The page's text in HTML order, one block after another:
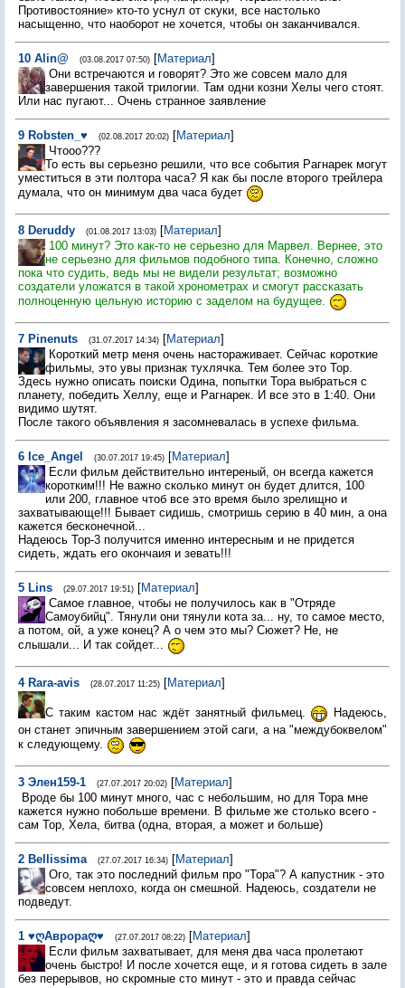
Противостояние» кто-то уснул от скуки, все настолько
насыщенно, что наоборот не хочется, чтобы он заканчивался.
10 Alin@ (03.08.2017 07:50) [Материал]
Они встречаются и говорят? Это же совсем мало для
завершения такой трилогии. Там одни козни Хелы чего стоят.
Или нас пугают... Очень странное заявление
9 Robsten_♥ (02.08.2017 20:02) [Материал]
Чтооо???
То есть вы серьезно решили, что все события Рагнарек могут
уместиться в эти полтора часа? Я как бы после второго трейлера
думала, что он минимум два часа будет
8 Deruddy (01.08.2017 13:03) [Материал]
100 минут? Это как-то не серьезно для Марвел. Вернее, это
не серьезно для фильмов подобного типа. Конечно, сложно
пока что судить, ведь мы не видели результат; возможно
создатели уложатся в такой хронометрах и смогут рассказать
полноценную цельную историю с заделом на будущее.
7 Pinenuts (31.07.2017 14:34) [Материал]
Короткий метр меня очень настораживает. Сейчас короткие
фильмы, это увы признак тухлячка. Тем более это Тор.
Здесь нужно описать поиски Одина, попытки Тора выбраться с
планету, победить Хеллу, еще и Рагнарек. И все это в 1:40. Они
видимо шутят.
После такого объявления я засомневалась в успехе фильма.
6 Ice_Angel (30.07.2017 19:45) [Материал]
Если фильм действительно интереный, он всегда кажется
коротким!!! Не важно сколько минут он будет длится, 100
или 200, главное чтоб все это время было зрелищно и
захватывающе!!! Бывает сидишь, смотришь серию в 40 мин, а она
кажется бесконечной...
Надеюсь Тор-3 получится именно интересным и не придется
сидеть, ждать его окончаия и зевать!!!
5 Lins (29.07.2017 19:51) [Материал]
Самое главное, чтобы не получилось как в "Отряде
Самоубийц". Тянули они тянули кота за... ну, то самое место,
а потом, ой, а уже конец? А о чем это мы? Сюжет? Не, не
слышали... И так сойдет...
4 Rara-avis (28.07.2017 11:25) [Материал]
С таким кастом нас ждёт занятный фильмец.
Надеюcь,
он станет эпичным завершением этой саги, а на "междубоквелом"
к следующему.
3 Элен159-1 (27.07.2017 20:02) [Материал]
Вроде бы 100 минут много, час с небольшим, но для Тора мне
кажется нужно побольше времени. В фильме же столько всего -
сам Тор, Хела, битва (одна, вторая, а может и больше)
2 Bellissima (27.07.2017 16:34) [Материал]
Ого, так это последний фильм про "Тора"? А капустник - это
совсем неплохо, когда он смешной. Надеюсь, создатели не
подведут.
1 ♥ღАврораღ♥ (27.07.2017 08:22) [Материал]
Если фильм захватывает, для меня два часа пролетают
очень быстро! И после хочется еще, и я готова сидеть в зале
без перерывов, но скромные сто минут - это и правда сейчас